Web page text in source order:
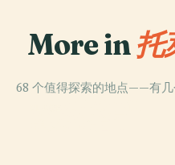
More in托
68 个值得探索的地点——有几
PLACE